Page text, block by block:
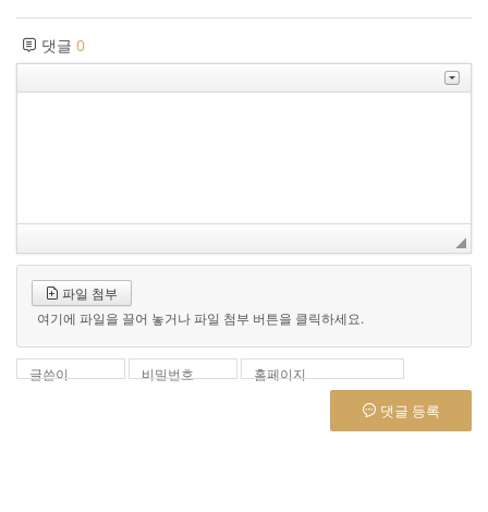
댓글 0
파일 첨부
여기에 파일을 끌어 놓거나 파일 첨부 버튼을 클릭하세요.
글쓴이 비밀번호 홈페이지
댓글 등록